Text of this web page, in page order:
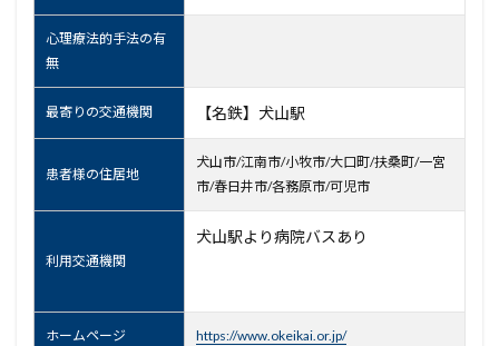
心理療法的手法の有
無
最寄りの交通機関 【名鉄】犬山駅
患者様の住居地
犬山市/江南市/小牧市/大口町/扶桑町/一宮
市/春日井市/各務原市/可児市
利用交通機関
犬山駅より病院バスあり
ホームページ https://www.okeikai.or.jp/